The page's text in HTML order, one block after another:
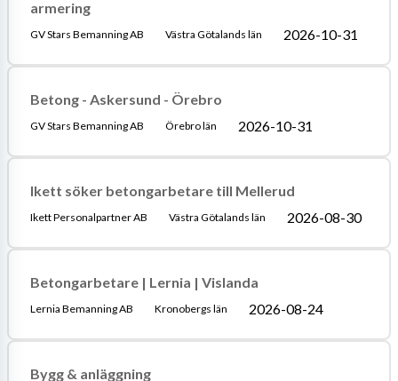
armering
GV Stars Bemanning AB Västra Götalands län 2026-10-31
Betong - Askersund - Örebro
GV Stars Bemanning AB Örebro län 2026-10-31
Ikett söker betongarbetare till Mellerud
Ikett Personalpartner AB Västra Götalands län 2026-08-30
Betongarbetare | Lernia | Vislanda
Lernia Bemanning AB Kronobergs län 2026-08-24
Bygg & anläggning